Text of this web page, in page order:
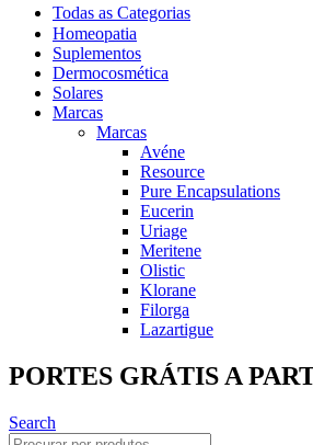
Todas as Categorias
Homeopatia
Suplementos
Dermocosmética
Solares
Marcas
Marcas
Avéne
Resource
Pure Encapsulations
Eucerin
Uriage
Meritene
Olistic
Klorane
Filorga
Lazartigue
PORTES GRÁTIS A
Search